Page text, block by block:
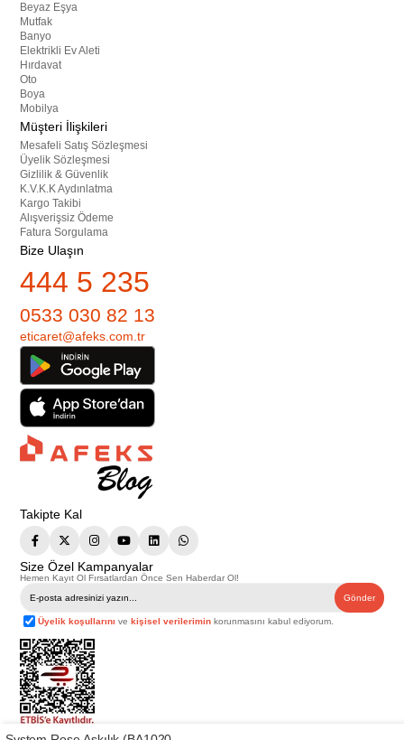
Beyaz Eşya
Mutfak
Banyo
Elektrikli Ev Aleti
Hırdavat
Oto
Boya
Mobilya
Müşteri İlişkileri
Mesafeli Satış Sözleşmesi
Üyelik Sözleşmesi
Gizlilik & Güvenlik
K.V.K.K Aydınlatma
Kargo Takibi
Alışverişsiz Ödeme
Fatura Sorgulama
Bize Ulaşın
444 5 235
0533 030 82 13
eticaret@afeks.com.tr
Takipte Kal
Size Özel Kampanyalar
Hemen Kayıt Ol Fırsatlardan Önce Sen Haberdar Ol!
Gönder
Üyelik koşullarını vekişisel verilerimin korunmasını kabul ediyorum.